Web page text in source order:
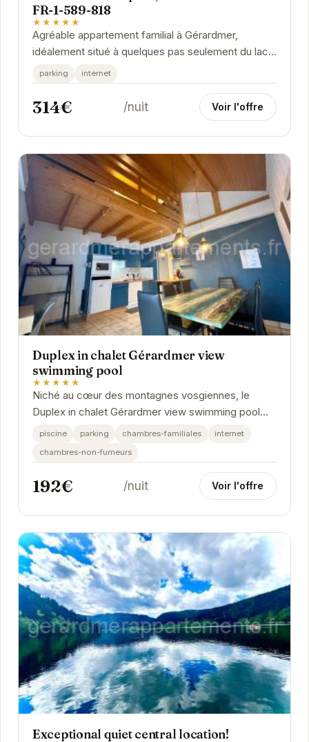
FR-1-589-818
★★★★★
Agréable appartement familial à Gérardmer,
idéalement situé à quelques pas seulement du lac
et des animations du centre-ville. Parfait pour une...
parking internet
314€ /nuit Voir l'offre
Duplex in chalet Gérardmer view
swimming pool
★★★★★
Niché au cœur des montagnes vosgiennes, le
Duplex in chalet Gérardmer view swimming pool
offre un cadre idyllique pour des vacances
piscine parking chambres-familiales
internet
chambres-non-fumeurs
192€ /nuit Voir l'offre
Exceptional quiet central location!